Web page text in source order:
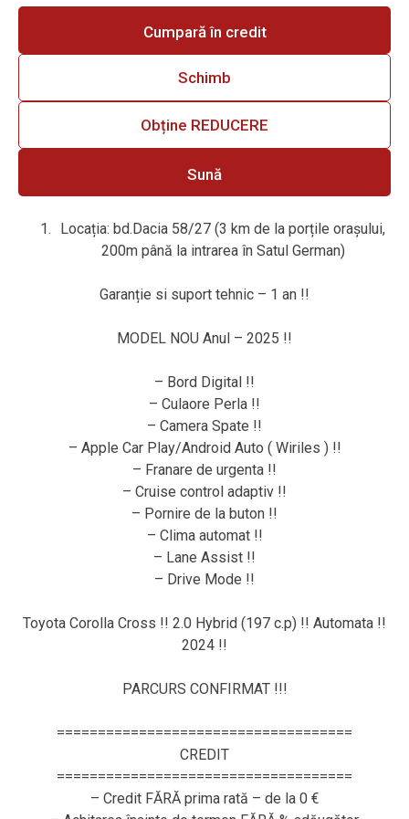
Cumpară în credit
Schimb
Obține REDUCERE
Sună
Locația: bd.Dacia 58/27 (3 km de la porțile orașului,
200m până la intrarea în Satul German)
Garanție si suport tehnic – 1 an !!
MODEL NOU Anul – 2025 !!
– Bord Digital !!
– Culaore Perla !!
– Camera Spate !!
– Apple Car Play/Android Auto ( Wiriles ) !!
– Franare de urgenta !!
– Cruise control adaptiv !!
– Pornire de la buton !!
– Clima automat !!
– Lane Assist !!
– Drive Mode !!
Toyota Corolla Cross !! 2.0 Hybrid (197 c.p) !! Automata !!
2024 !!
PARCURS CONFIRMAT !!!
====================================
CREDIT
====================================
– Credit FĂRĂ prima rată – de la 0 €